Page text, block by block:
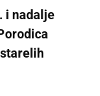
i nadalje